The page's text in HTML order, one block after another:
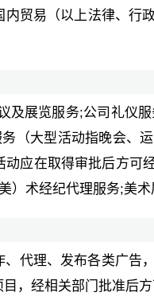
贸易（以上法律、行
及展览服务;公司礼仪
（大型活动指晚会、
应在取得审批后方可
）术经纪代理服务;美
、代理、发布各类广告
，经相关部门批准后方